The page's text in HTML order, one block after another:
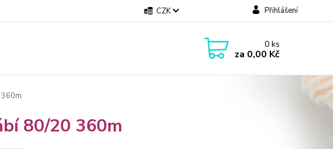
CZK Přihlášení
0ks
za 0,00 Kč
80/20 360m